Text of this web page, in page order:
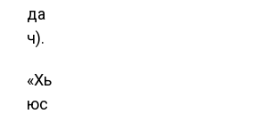
да
ч).
«Хь
юс